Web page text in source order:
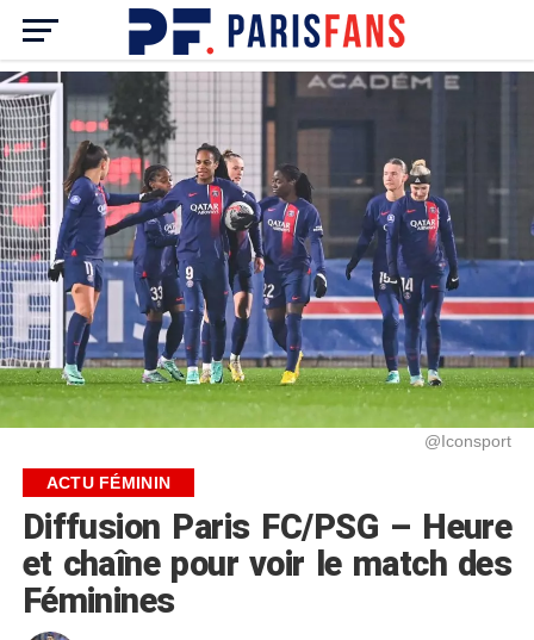
@Iconsport
ACTU FÉMININ
Diffusion Paris FC/PSG – Heure
et chaîne pour voir le match des
Féminines